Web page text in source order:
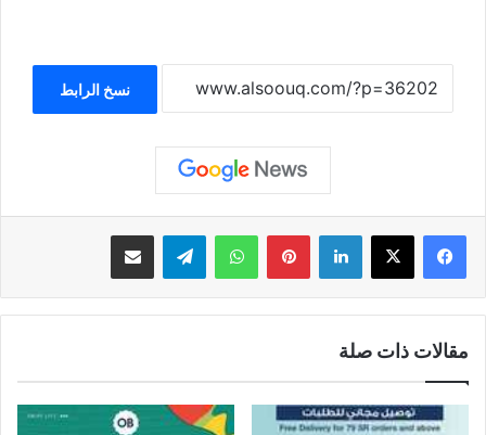
نسخ الرابط
لينكدإن بينتيريستواتساب تيلقرام مشاركة عبر البريد
مقالات ذات صلة